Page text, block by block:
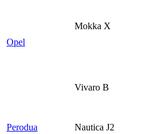
Opel
Mokka X
Vivaro B
Perodua
Nautica J2